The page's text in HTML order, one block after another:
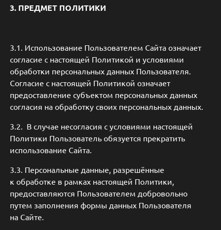
3. ПРЕДМЕТ ПОЛИТИКИ
3.1. Использование Пользователем Сайта означает
согласие с настоящей Политикой и условиями
обработки персональных данных Пользователя.
Согласие с настоящей Политикой означает
предоставление субъектом персональных данных
согласия на обработку своих персональных данных.
3.2. В случае несогласия с условиями настоящей
Политики Пользователь обязуется прекратить
использование Сайта.
3.3. Персональные данные, разрешённые
к обработке в рамках настоящей Политики,
предоставляются Пользователем добровольно
путем заполнения формы данных Пользователя
на Сайте.